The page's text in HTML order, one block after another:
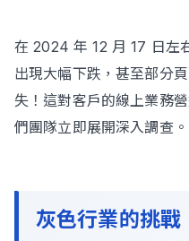
在 2024 年 12 月 17 日左
出現大幅下跌，甚至部分
失！這對客戶的線上業務
們團隊立即展開深入調查。
灰色行業的挑戰